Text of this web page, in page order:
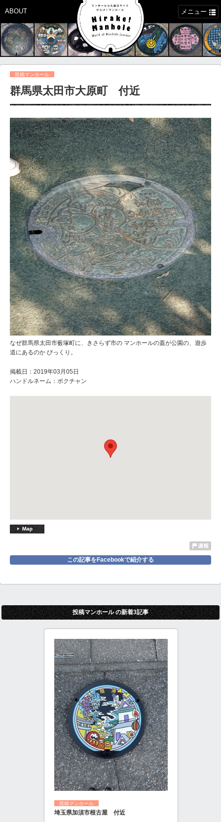
ABOUT メニュー
投稿マンホール
群馬県太田市大原町 付近
なぜ群馬県太田市薮塚町に、きさらず市の マンホールの蓋が公園の、遊歩
道にあるのか びっくり。
掲載日：2019年03月05日
ハンドルネーム：ボクチャン
この記事をFacebookで紹介する
投稿マンホール の新着3記事
投稿マンホール
埼玉県加須市根古屋 付近